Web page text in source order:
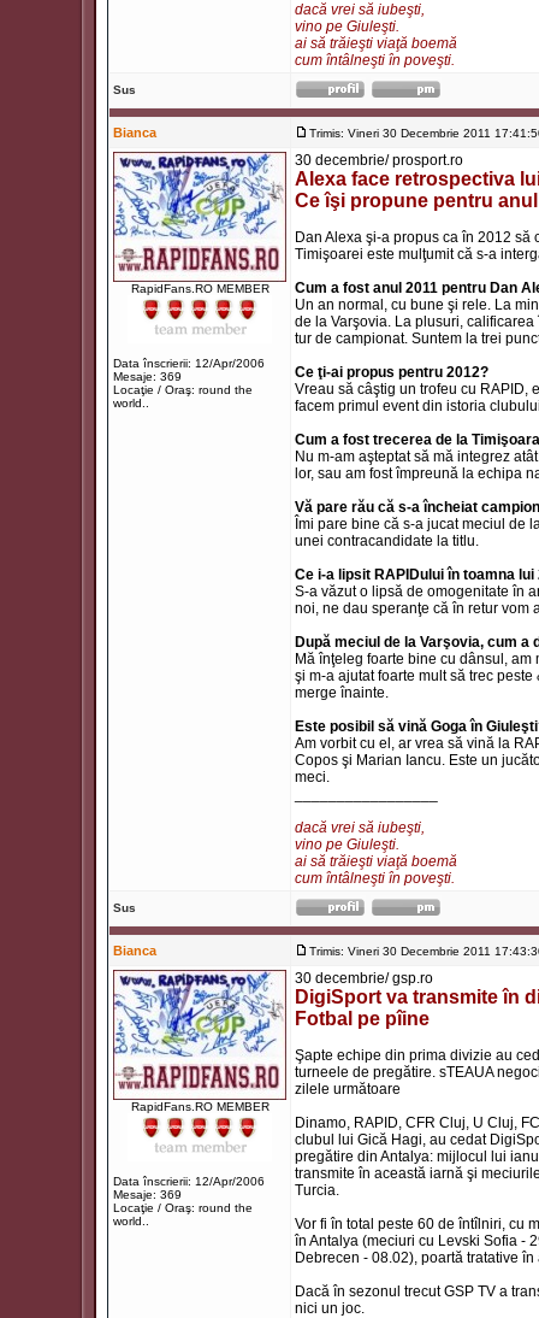
dacă vrei să iubeşti,
vino pe Giuleşti.
ai să trăieşti viaţă boemă
cum întâlneşti în poveşti.
Sus
Bianca Trimis: Vineri 30 Decembrie 2011
RapidFans.RO MEMBER
Data înscrierii: 12/Apr/2006
Mesaje: 369
Locaţie / Oraş: round the
world..
30 decembrie/ prosport.ro
Alexa face retrospectiva
Ce îşi propune pentru
Dan Alexa şi-a propus ca în 2012
Timişoarei este mulţumit că s-a
Cum a fost anul 2011 pentru Dan
Un an normal, cu bune şi rele. La
de la Varşovia. La plusuri,
tur de campionat. Suntem la trei
Ce ţi-ai propus pentru 2012?
Vreau să câştig un trofeu cu RAPID,
facem primul event din istoria
Cum a fost trecerea de la
Nu m-am aşteptat să mă integrez
lor, sau am fost împreună la echipa
Vă pare rău că s-a încheiat
Îmi pare bine că s-a jucat meciul de
unei contracandidate la titlu.
Ce i-a lipsit RAPIDului în toamna lui
S-a văzut o lipsă de omogenitate în
noi, ne dau speranţe că în retur vom
După meciul de la Varşovia, cum
Mă înţeleg foarte bine cu dânsul,
şi m-a ajutat foarte mult să trec
merge înainte.
Este posibil să vină Goga în
Am vorbit cu el, ar vrea să vină la
Copos şi Marian Iancu. Este un
meci.
dacă vrei să iubeşti,
vino pe Giuleşti.
ai să trăieşti viaţă boemă
cum întâlneşti în poveşti.
Sus
Bianca Trimis: Vineri 30 Decembrie 2011
RapidFans.RO MEMBER
Data înscrierii: 12/Apr/2006
Mesaje: 369
Locaţie / Oraş: round the
world..
30 decembrie/ gsp.ro
DigiSport va transmite în
Fotbal pe pîine
Şapte echipe din prima divizie au
turneele de pregătire. sTEAUA
zilele următoare
Dinamo, RAPID, CFR Cluj, U Cluj,
clubul lui Gică Hagi, au cedat
pregătire din Antalya: mijlocul lui
transmite în această iarnă şi
Turcia.
Vor fi în total peste 60 de întîlniri, cu
în Antalya (meciuri cu Levski Sofia -
Debrecen - 08.02), poartă tratative
Dacă în sezonul trecut GSP TV a
nici un joc.